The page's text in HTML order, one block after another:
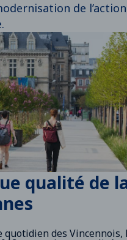
de l’action
qualité de
des Vincennois,